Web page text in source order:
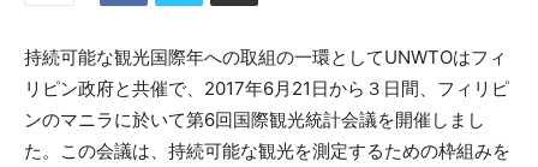
持続可能な観光国際年への取組の一環としてUNWTOはフィ
リピン政府と共催で、2017年6月21日から３日間、フィリピ
ンのマニラに於いて第6回国際観光統計会議を開催しまし
た。この会議は、持続可能な観光を測定するための枠組みを